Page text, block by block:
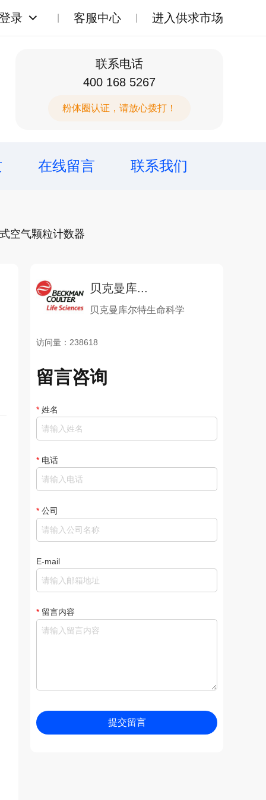
录 客服中心 进入供求市场
联系电话
400 168 5267
粉体圈认证，请放心拨打！
在线留言 联系我们
空气颗粒计数器
贝克曼库...
贝克曼库尔特生命科学
访问量：238618
留言咨询
* 姓名
* 电话
* 公司
E-mail
* 留言内容
提交留言